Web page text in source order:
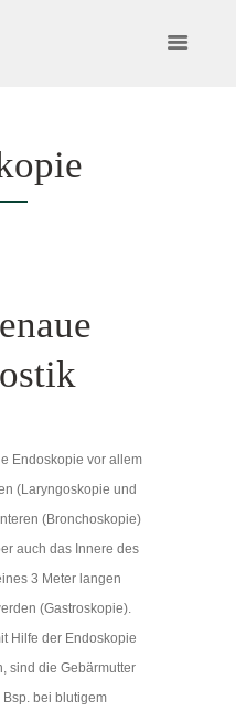
Endoskopie vor allem
(Laryngoskopie und
(Bronchoskopie)
auch das Innere des
3 Meter langen
(Gastroskopie).
Hilfe der Endoskopie
sind die Gebärmutter
bei blutigem